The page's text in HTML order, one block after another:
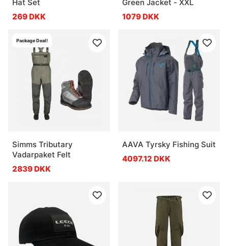
Hat Set
269 DKK
Green Jacket - XXL
1079 DKK
Package Deal!
Simms Tributary
Vadarpaket Felt
2839 DKK
AAVA Tyrsky Fishing Suit
4097.12 DKK